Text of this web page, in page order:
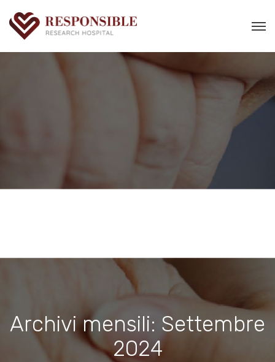
Archivi mensili: Settembre
2024